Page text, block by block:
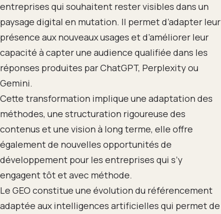
entreprises qui souhaitent rester visibles dans un
paysage digital en mutation. Il permet d’adapter leur
présence aux nouveaux usages et d’améliorer leur
capacité à capter une audience qualifiée dans les
réponses produites par ChatGPT, Perplexity ou
Gemini.
Cette transformation implique une adaptation des
méthodes, une structuration rigoureuse des
contenus et une vision à long terme, elle offre
également de nouvelles opportunités de
développement pour les entreprises qui s’y
engagent tôt et avec méthode.
Le GEO constitue une évolution du référencement
adaptée aux intelligences artificielles qui permet de